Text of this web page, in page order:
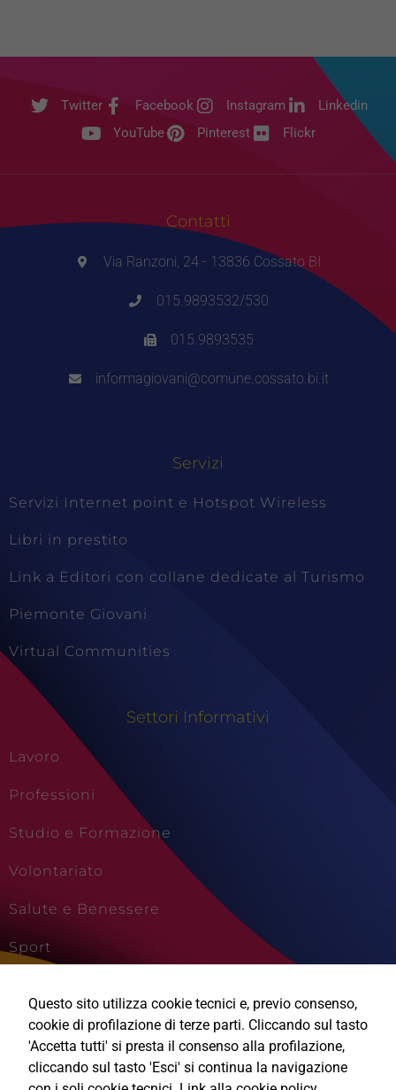
Twitter Facebook Instagram
Linkedin
YouTube
Pinterest Flickr
Contatti
Via Ranzoni, 24 - 13836 Cossato BI
015.9893532/530
015.9893535
informagiovani@comune.cossato.bi.it
Servizi
Servizi Internet point e Hotspot Wireless
Libri in prestito
Link a Editori con collane dedicate al Turismo
Piemonte Giovani
Virtual Communities
Settori Informativi
Lavoro
Professioni
Studio e Formazione
Volontariato
Salute e Benessere
Sport
Viaggi e Vacanze
Questo sito utilizza cookie tecnici e, previo consenso,
cookie di profilazione di terze parti. Cliccando sul tasto
'Accetta tutti' si presta il consenso alla profilazione,
cliccando sul tasto 'Esci' si continua la navigazione